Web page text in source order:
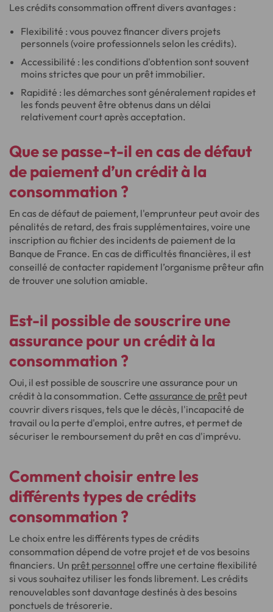
Les crédits consommation offrent divers avantages :
Flexibilité : vous pouvez financer divers projets
personnels (voire professionnels selon les crédits).
Accessibilité : les conditions d'obtention sont souvent
moins strictes que pour un prêt immobilier.
Rapidité : les démarches sont généralement rapides et
les fonds peuvent être obtenus dans un délai
relativement court après acceptation.
Que se passe-t-il en cas de défaut
de paiement d’un crédit à la
consommation ?
En cas de défaut de paiement, l'emprunteur peut avoir des
pénalités de retard, des frais supplémentaires, voire une
inscription au fichier des incidents de paiement de la
Banque de France. En cas de difficultés financières, il est
conseillé de contacter rapidement l’organisme prêteur afin
de trouver une solution amiable.
Est-il possible de souscrire une
assurance pour un crédit à la
consommation ?
Oui, il est possible de souscrire une assurance pour un
crédit à la consommation. Cette assurance de prêt peut
couvrir divers risques, tels que le décès, l'incapacité de
travail ou la perte d'emploi, entre autres, et permet de
sécuriser le remboursement du prêt en cas d'imprévu.
Comment choisir entre les
différents types de crédits
consommation ?
Le choix entre les différents types de crédits
consommation dépend de votre projet et de vos besoins
financiers. Un prêt personnel offre une certaine flexibilité
si vous souhaitez utiliser les fonds librement. Les crédits
renouvelables sont davantage destinés à des besoins
ponctuels de trésorerie.